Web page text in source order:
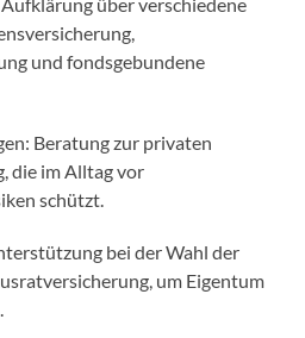
und fondsgebundene
Beratung zur privaten
die im Alltag vor
schützt.
bei der Wahl der
um Eigentum